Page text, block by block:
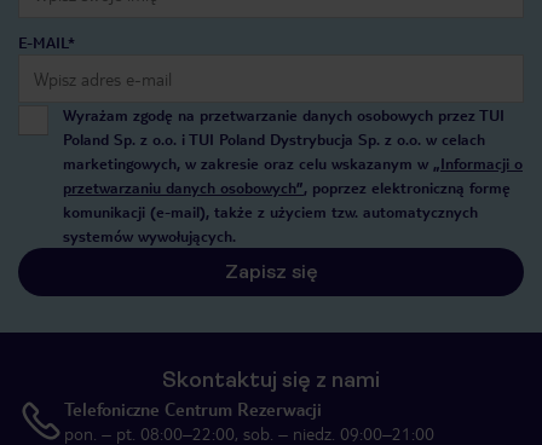
E-MAIL*
Wyrażam zgodę na przetwarzanie danych osobowych przez TUI
Poland Sp. z o.o. i TUI Poland Dystrybucja Sp. z o.o. w celach
marketingowych, w zakresie oraz celu wskazanym w „Informacji o
przetwarzaniu danych osobowych”, poprzez elektroniczną formę
komunikacji (e-mail), także z użyciem tzw. automatycznych
systemów wywołujących.
Zapisz się
Skontaktuj się z nami
Telefoniczne Centrum Rezerwacji
pon. – pt. 08:00–22:00, sob. – niedz. 09:00–21:00